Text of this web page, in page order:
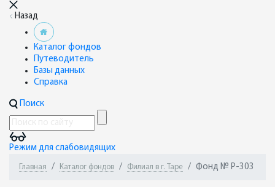
Назад
Каталог фондов
Путеводитель
Базы данных
Справка
Поиск
Режим для слабовидящих
Главная Каталог фондов Филиал в г. Таре Фонд № Р-303